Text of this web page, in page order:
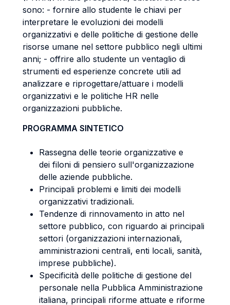
sono: - fornire allo studente le chiavi per
interpretare le evoluzioni dei modelli
organizzativi e delle politiche di gestione delle
risorse umane nel settore pubblico negli ultimi
anni; - offrire allo studente un ventaglio di
strumenti ed esperienze concrete utili ad
analizzare e riprogettare/attuare i modelli
organizzativi e le politiche HR nelle
organizzazioni pubbliche.
PROGRAMMA SINTETICO
Rassegna delle teorie organizzative e
dei filoni di pensiero sull'organizzazione
delle aziende pubbliche.
Principali problemi e limiti dei modelli
organizzativi tradizionali.
Tendenze di rinnovamento in atto nel
settore pubblico, con riguardo ai principali
settori (organizzazioni internazionali,
amministrazioni centrali, enti locali, sanità,
imprese pubbliche).
Specificità delle politiche di gestione del
personale nella Pubblica Amministrazione
italiana, principali riforme attuate e riforme